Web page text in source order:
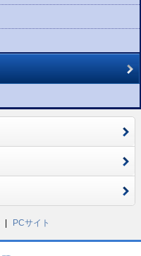
PCサイト